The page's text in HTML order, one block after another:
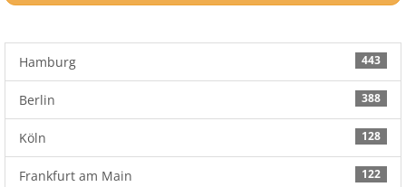
443
Hamburg
388
Berlin
128
Köln
122
Frankfurt am Main